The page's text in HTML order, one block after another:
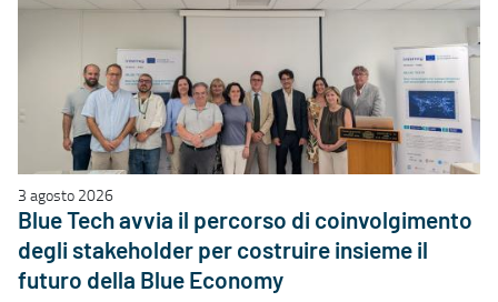
3 agosto 2026
Blue Tech avvia il percorso di coinvolgimento
degli stakeholder per costruire insieme il
futuro della Blue Economy